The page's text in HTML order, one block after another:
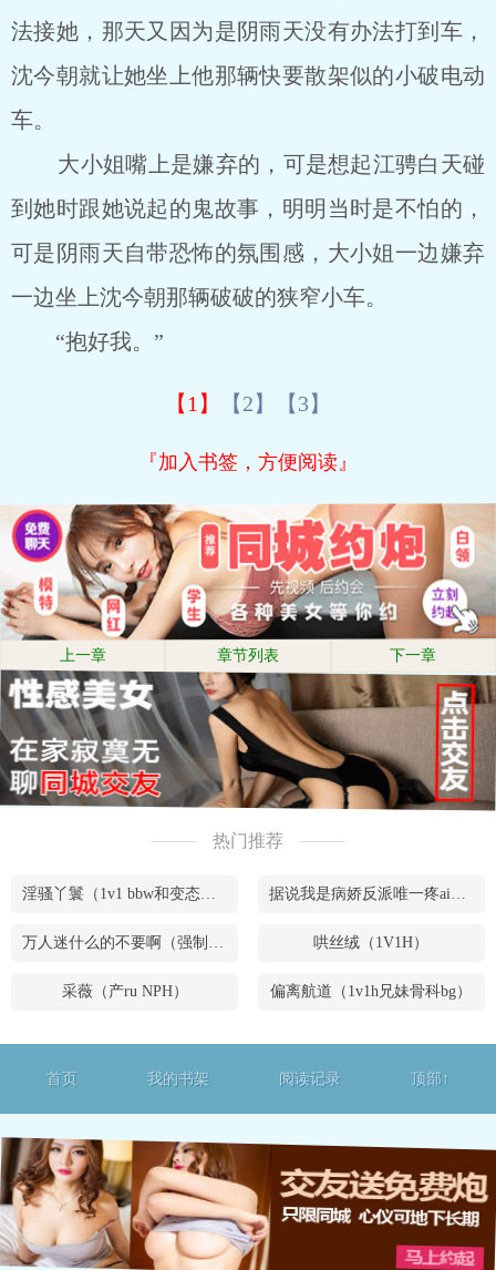
法接她，那天又因为是阴雨天没有办法打到车，
沈今朝就让她坐上他那辆快要散架似的小破电动
车。
大小姐嘴上是嫌弃的，可是想起江骋白天碰
到她时跟她说起的鬼故事，明明当时是不怕的，
可是阴雨天自带恐怖的氛围感，大小姐一边嫌弃
一边坐上沈今朝那辆破破的狭窄小车。
“抱好我。”
【1】 【2】 【3】
『加入书签，方便阅读』
上一章 章节列表 下一章
热门推荐
淫骚丫鬟（1v1 bbw和变态腹黑男） 据说我是病娇反派唯一疼ai的妹妹（兄妹骨）
万人迷什么的不要啊（强制NPH） 哄丝绒（1V1H）
采薇（产ru NPH） 偏离航道（1v1h兄妹骨科bg）
首页 我的书架 阅读记录 顶部↑